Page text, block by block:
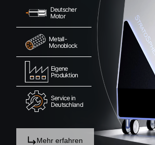
Deutscher
Motor
Metall-
Monoblock
Eigene
Produktion
Service in
Deutschland
Mehr erfahren